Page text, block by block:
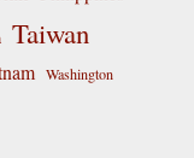
Taiwan
Washington